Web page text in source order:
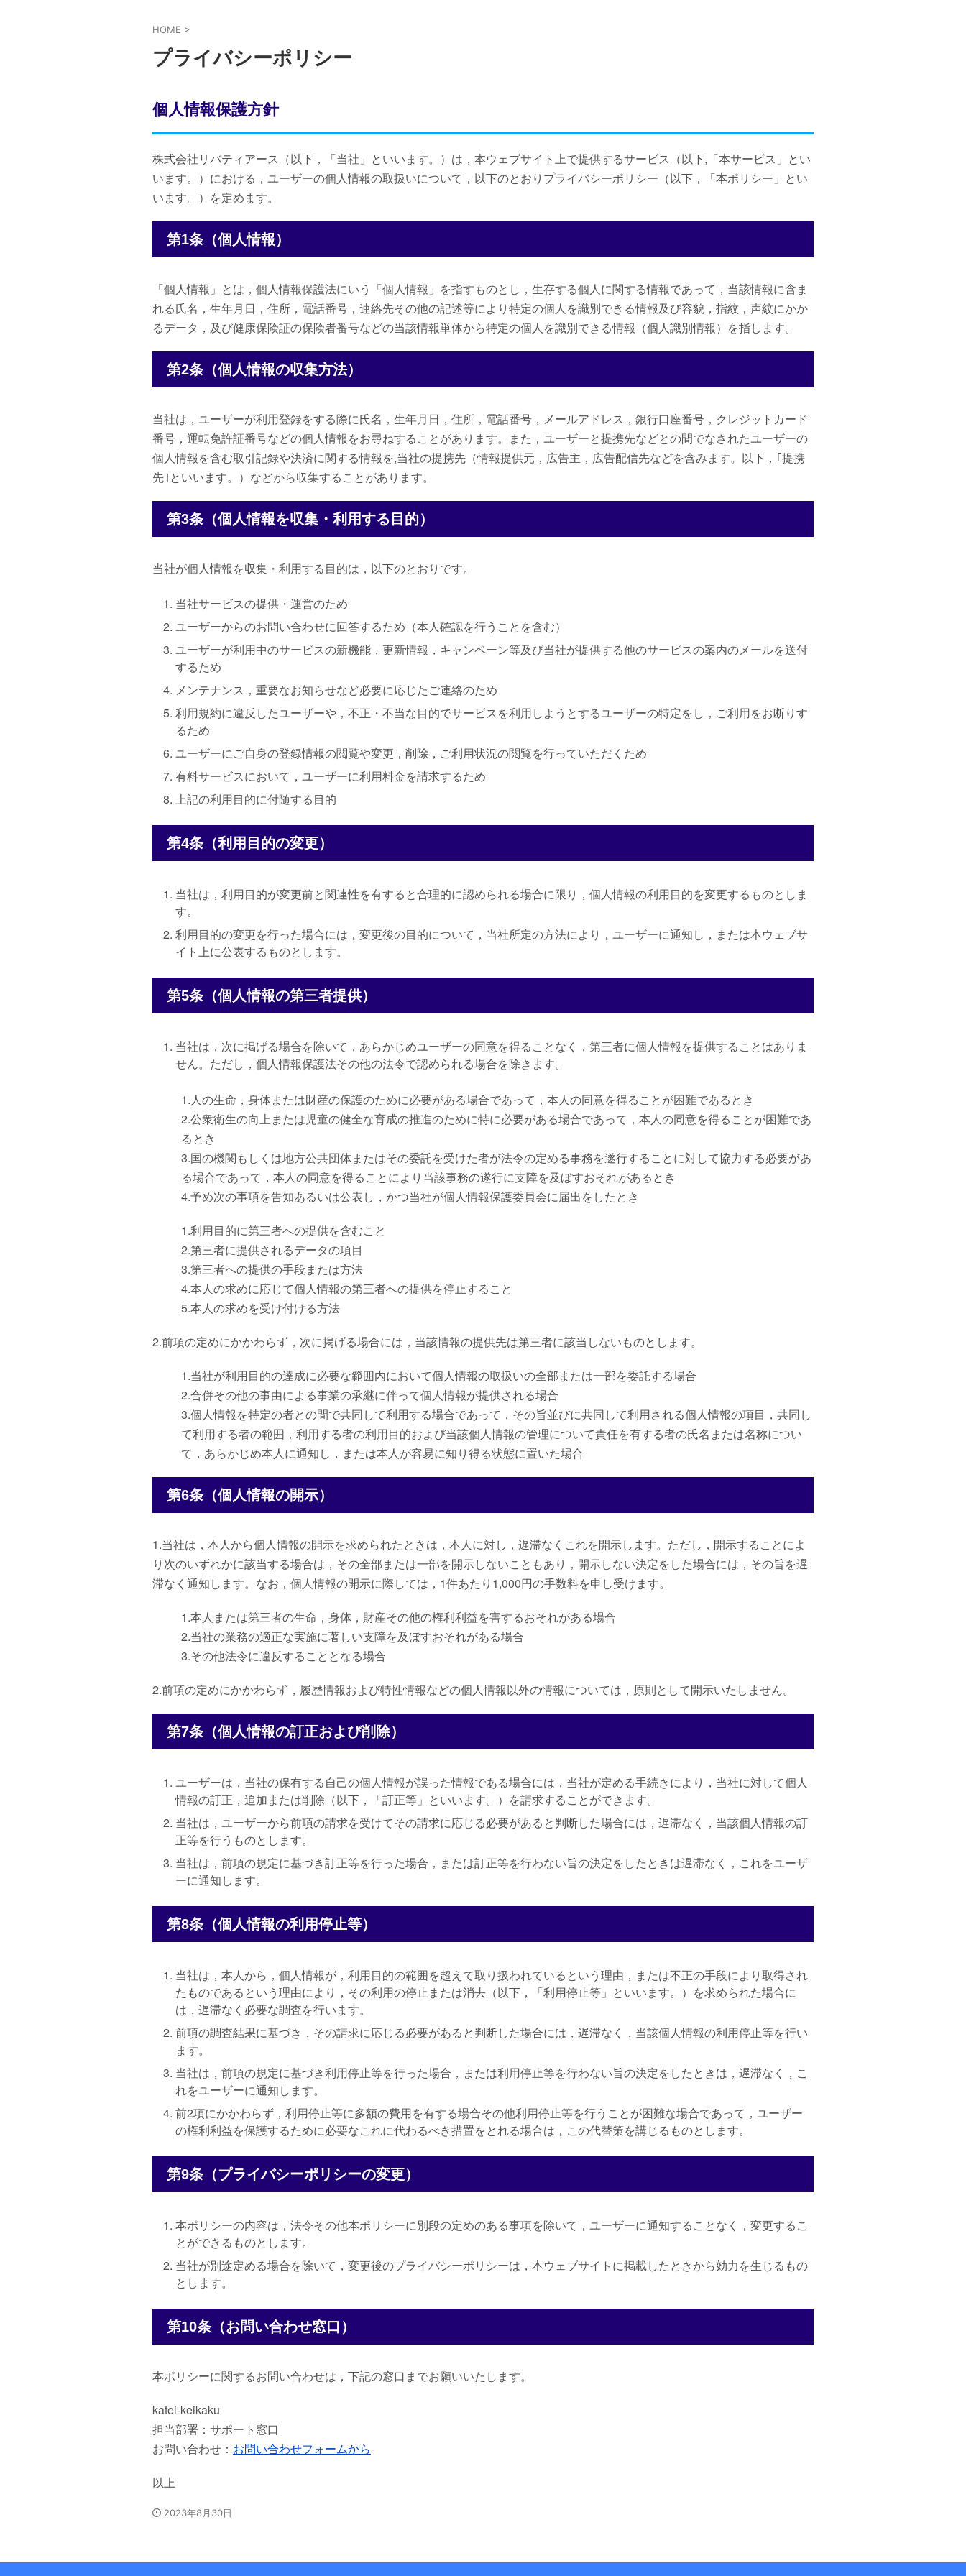
HOME >
プライバシーポリシー
個人情報保護方針
株式会社リバティアース（以下，「当社」といいます。）は，本ウェブサイト上で提供するサービス（以下,「本サービス」とい
います。）における，ユーザーの個人情報の取扱いについて，以下のとおりプライバシーポリシー（以下，「本ポリシー」とい
います。）を定めます。
第1条（個人情報）
「個人情報」とは，個人情報保護法にいう「個人情報」を指すものとし，生存する個人に関する情報であって，当該情報に含ま
れる氏名，生年月日，住所，電話番号，連絡先その他の記述等により特定の個人を識別できる情報及び容貌，指紋，声紋にかか
るデータ，及び健康保険証の保険者番号などの当該情報単体から特定の個人を識別できる情報（個人識別情報）を指します。
第2条（個人情報の収集方法）
当社は，ユーザーが利用登録をする際に氏名，生年月日，住所，電話番号，メールアドレス，銀行口座番号，クレジットカード
番号，運転免許証番号などの個人情報をお尋ねすることがあります。また，ユーザーと提携先などとの間でなされたユーザーの
個人情報を含む取引記録や決済に関する情報を,当社の提携先（情報提供元，広告主，広告配信先などを含みます。以下，｢提携
先｣といいます。）などから収集することがあります。
第3条（個人情報を収集・利用する目的）
当社が個人情報を収集・利用する目的は，以下のとおりです。
当社サービスの提供・運営のため
ユーザーからのお問い合わせに回答するため（本人確認を行うことを含む）
ユーザーが利用中のサービスの新機能，更新情報，キャンペーン等及び当社が提供する他のサービスの案内のメールを送付
するため
メンテナンス，重要なお知らせなど必要に応じたご連絡のため
利用規約に違反したユーザーや，不正・不当な目的でサービスを利用しようとするユーザーの特定をし，ご利用をお断りす
るため
ユーザーにご自身の登録情報の閲覧や変更，削除，ご利用状況の閲覧を行っていただくため
有料サービスにおいて，ユーザーに利用料金を請求するため
上記の利用目的に付随する目的
第4条（利用目的の変更）
当社は，利用目的が変更前と関連性を有すると合理的に認められる場合に限り，個人情報の利用目的を変更するものとしま
す。
利用目的の変更を行った場合には，変更後の目的について，当社所定の方法により，ユーザーに通知し，または本ウェブサ
イト上に公表するものとします。
第5条（個人情報の第三者提供）
当社は，次に掲げる場合を除いて，あらかじめユーザーの同意を得ることなく，第三者に個人情報を提供することはありま
せん。ただし，個人情報保護法その他の法令で認められる場合を除きます。
1.人の生命，身体または財産の保護のために必要がある場合であって，本人の同意を得ることが困難であるとき
2.公衆衛生の向上または児童の健全な育成の推進のために特に必要がある場合であって，本人の同意を得ることが困難であ
るとき
3.国の機関もしくは地方公共団体またはその委託を受けた者が法令の定める事務を遂行することに対して協力する必要があ
る場合であって，本人の同意を得ることにより当該事務の遂行に支障を及ぼすおそれがあるとき
4.予め次の事項を告知あるいは公表し，かつ当社が個人情報保護委員会に届出をしたとき
1.利用目的に第三者への提供を含むこと
2.第三者に提供されるデータの項目
3.第三者への提供の手段または方法
4.本人の求めに応じて個人情報の第三者への提供を停止すること
5.本人の求めを受け付ける方法
2.前項の定めにかかわらず，次に掲げる場合には，当該情報の提供先は第三者に該当しないものとします。
1.当社が利用目的の達成に必要な範囲内において個人情報の取扱いの全部または一部を委託する場合
2.合併その他の事由による事業の承継に伴って個人情報が提供される場合
3.個人情報を特定の者との間で共同して利用する場合であって，その旨並びに共同して利用される個人情報の項目，共同し
て利用する者の範囲，利用する者の利用目的および当該個人情報の管理について責任を有する者の氏名または名称につい
て，あらかじめ本人に通知し，または本人が容易に知り得る状態に置いた場合
第6条（個人情報の開示）
1.当社は，本人から個人情報の開示を求められたときは，本人に対し，遅滞なくこれを開示します。ただし，開示することによ
り次のいずれかに該当する場合は，その全部または一部を開示しないこともあり，開示しない決定をした場合には，その旨を遅
滞なく通知します。なお，個人情報の開示に際しては，1件あたり1,000円の手数料を申し受けます。
1.本人または第三者の生命，身体，財産その他の権利利益を害するおそれがある場合
2.当社の業務の適正な実施に著しい支障を及ぼすおそれがある場合
3.その他法令に違反することとなる場合
2.前項の定めにかかわらず，履歴情報および特性情報などの個人情報以外の情報については，原則として開示いたしません。
第7条（個人情報の訂正および削除）
ユーザーは，当社の保有する自己の個人情報が誤った情報である場合には，当社が定める手続きにより，当社に対して個人
情報の訂正，追加または削除（以下，「訂正等」といいます。）を請求することができます。
当社は，ユーザーから前項の請求を受けてその請求に応じる必要があると判断した場合には，遅滞なく，当該個人情報の訂
正等を行うものとします。
当社は，前項の規定に基づき訂正等を行った場合，または訂正等を行わない旨の決定をしたときは遅滞なく，これをユーザ
ーに通知します。
第8条（個人情報の利用停止等）
当社は，本人から，個人情報が，利用目的の範囲を超えて取り扱われているという理由，または不正の手段により取得され
たものであるという理由により，その利用の停止または消去（以下，「利用停止等」といいます。）を求められた場合に
は，遅滞なく必要な調査を行います。
前項の調査結果に基づき，その請求に応じる必要があると判断した場合には，遅滞なく，当該個人情報の利用停止等を行い
ます。
当社は，前項の規定に基づき利用停止等を行った場合，または利用停止等を行わない旨の決定をしたときは，遅滞なく，こ
れをユーザーに通知します。
前2項にかかわらず，利用停止等に多額の費用を有する場合その他利用停止等を行うことが困難な場合であって，ユーザー
の権利利益を保護するために必要なこれに代わるべき措置をとれる場合は，この代替策を講じるものとします。
第9条（プライバシーポリシーの変更）
本ポリシーの内容は，法令その他本ポリシーに別段の定めのある事項を除いて，ユーザーに通知することなく，変更するこ
とができるものとします。
当社が別途定める場合を除いて，変更後のプライバシーポリシーは，本ウェブサイトに掲載したときから効力を生じるもの
とします。
第10条（お問い合わせ窓口）
本ポリシーに関するお問い合わせは，下記の窓口までお願いいたします。
katei-keikaku
担当部署：サポート窓口
お問い合わせ： お問い合わせフォームから
以上
2023年8月30日